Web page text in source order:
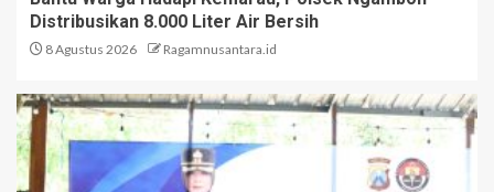
Distribusikan 8.000 Liter Air Bersih
8 Agustus 2026 Ragamnusantara.id